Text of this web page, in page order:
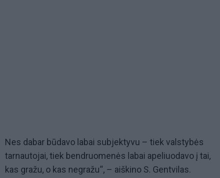
Nes dabar būdavo labai subjektyvu – tiek valstybės
tarnautojai, tiek bendruomenės labai apeliuodavo į tai,
kas gražu, o kas negražu“, – aiškino S. Gentvilas.